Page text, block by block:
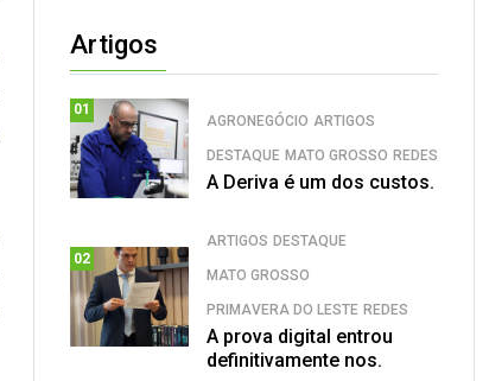
Artigos
01
AGRONEGÓCIO ARTIGOS
DESTAQUE MATO GROSSO REDES
A Deriva é um dos custos.
02
ARTIGOS DESTAQUE
MATO GROSSO
PRIMAVERA DO LESTE REDES
A prova digital entrou
definitivamente nos.